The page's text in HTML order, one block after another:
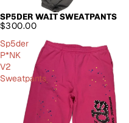
SP5DER WAIT SWEATPANTS
$300.00
Sp5der
P*NK
V2
Sweatpants